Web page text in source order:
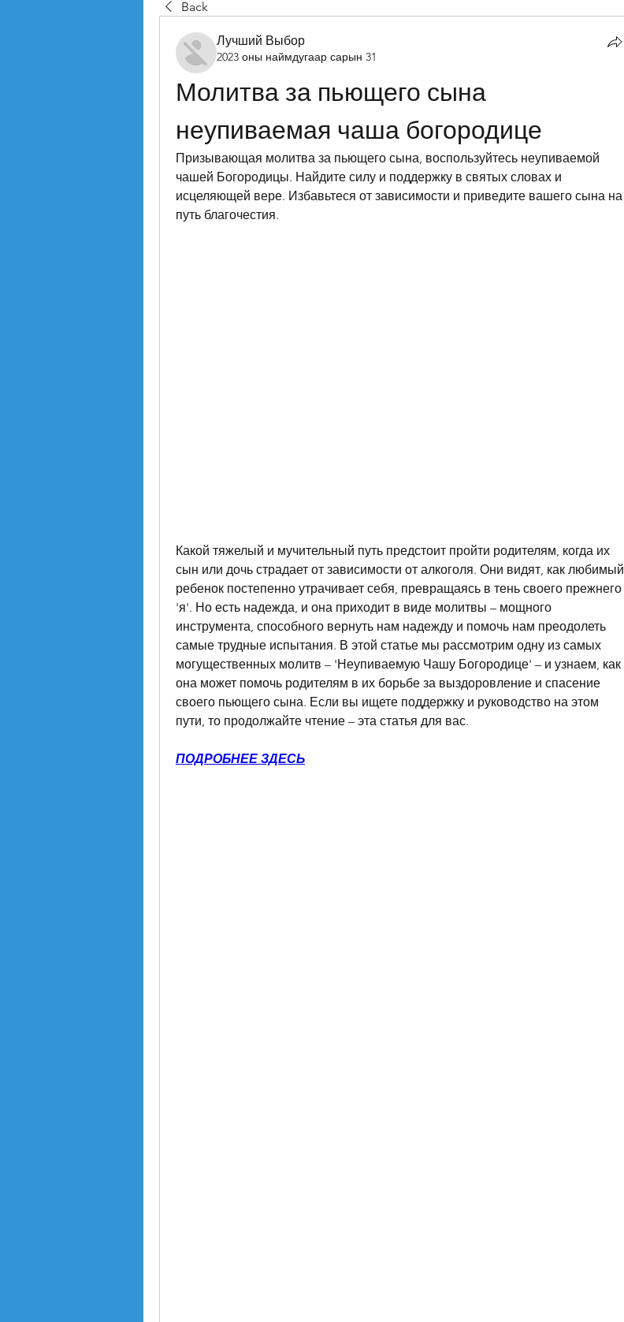
Back
Лучший Выбор
2023 оны наймдугаар сарын 31
Молитва за пьющего сына
неупиваемая чаша богородице
Призывающая молитва за пьющего сына, воспользуйтесь неупиваемой
чашей Богородицы. Найдите силу и поддержку в святых словах и
исцеляющей вере. Избавьтеся от зависимости и приведите вашего сына на
путь благочестия.
Какой тяжелый и мучительный путь предстоит пройти родителям, когда их
сын или дочь страдает от зависимости от алкоголя. Они видят, как любимый
ребенок постепенно утрачивает себя, превращаясь в тень своего прежнего
'я'. Но есть надежда, и она приходит в виде молитвы – мощного
инструмента, способного вернуть нам надежду и помочь нам преодолеть
самые трудные испытания. В этой статье мы рассмотрим одну из самых
могущественных молитв – 'Неупиваемую Чашу Богородице' – и узнаем, как
она может помочь родителям в их борьбе за выздоровление и спасение
своего пьющего сына. Если вы ищете поддержку и руководство на этом
пути, то продолжайте чтение – эта статья для вас.
ПОДРОБНЕЕ ЗДЕСЬ